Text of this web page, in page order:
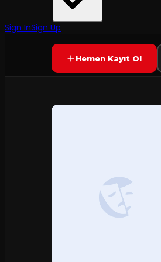
Sign InSign UpYAKINDA Yetersiz oy
Hemen Kayıt Ol